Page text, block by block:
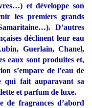
et développe son
les premiers grands
D’autres
déclinent leur eau
Guerlain, Chanel,
eaux sont produites et,
s’empare de l’eau de
qui fait auparavant sa
et parfum de luxe.
de fragrances d’abord